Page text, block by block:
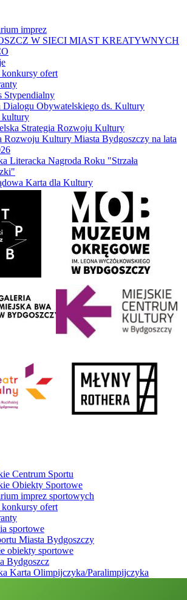
imprez
W SIECI MIAST KREATYWNYCH
ofert
Stypendialny
Dialogu Obywatelskiego ds. Kultury
kultury
Strategia Rozwoju Kultury
Rozwoju Kultury Miasta Bydgoszczy na lata
Literacka Nagroda Roku "Strzała
Karta dla Kultury
Centrum Sportu
Obiekty Sportowe
imprez sportowych
ofert
sportowe
Miasta Bydgoszczy
obiekty sportowe
Bydgoszcz
Karta Olimpijczyka/Paralimpijczyka